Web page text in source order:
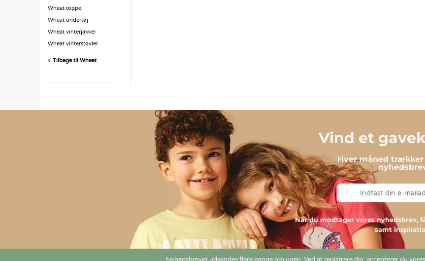
Wheat toppe
Wheat undertøj
Wheat vinterjakker
Wheat vinterstøvler
Tilbage til Wheat
Vind et
Hver måned
Når du modtager vores nyhedsbrev,
samt